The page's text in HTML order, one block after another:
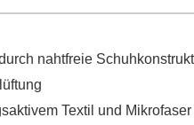
nahtfreie
Textil und Mikrofaser